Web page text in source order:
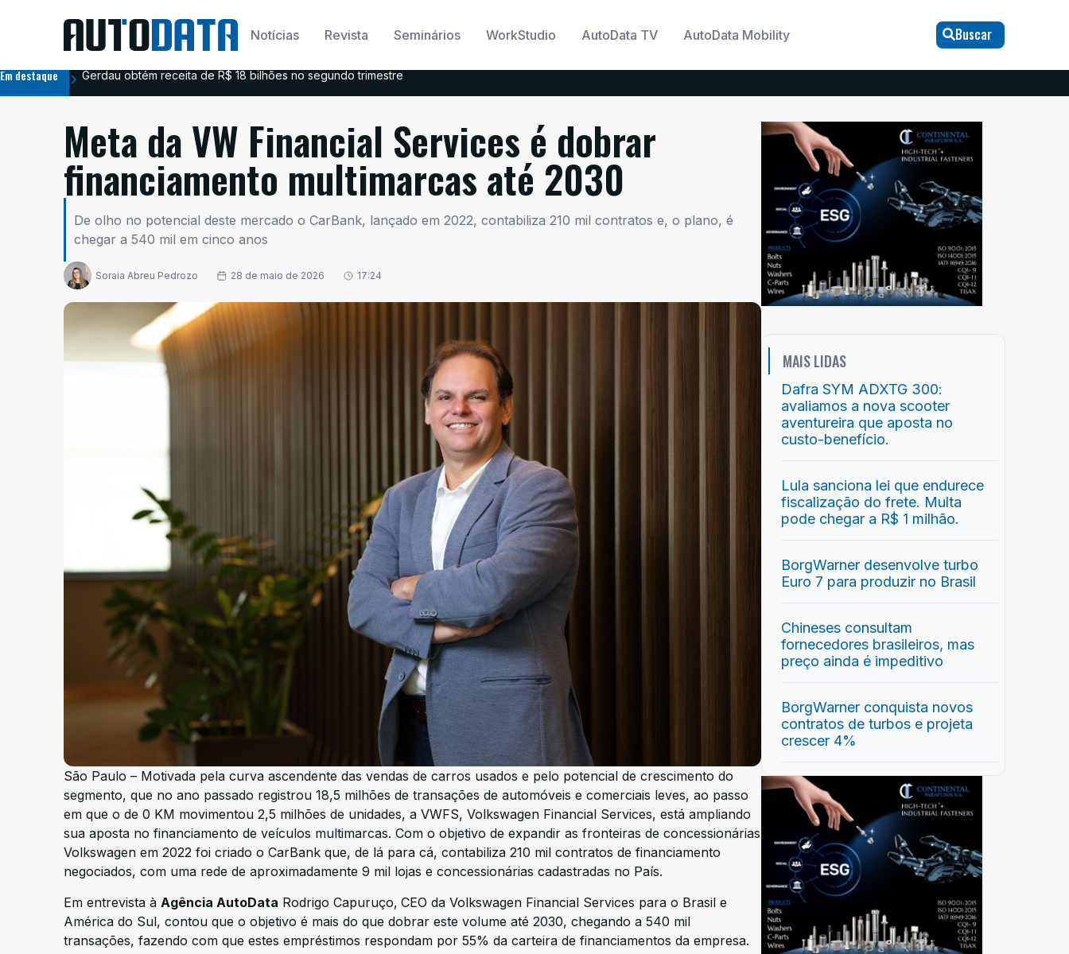
Notícias Revista Seminários WorkStudio AutoData TV AutoData Mobility Buscar
Em destaque Gerdau obtém receita de R$ 18 bilhões no segundo trimestre
Meta da VW Financial Services é dobrar
financiamento multimarcas até 2030
De olho no potencial deste mercado o CarBank, lançado em 2022, contabiliza 210 mil contratos e, o plano, é
chegar a 540 mil em cinco anos
Soraia Abreu Pedrozo 28 de maio de 2026 17:24
São Paulo – Motivada pela curva ascendente das vendas de carros usados e pelo potencial de crescimento do
segmento, que no ano passado registrou 18,5 milhões de transações de automóveis e comerciais leves, ao passo
em que o de 0 KM movimentou 2,5 milhões de unidades, a VWFS, Volkswagen Financial Services, está ampliando
sua aposta no financiamento de veículos multimarcas. Com o objetivo de expandir as fronteiras de concessionárias
Volkswagen em 2022 foi criado o CarBank que, de lá para cá, contabiliza 210 mil contratos de financiamento
negociados, com uma rede de aproximadamente 9 mil lojas e concessionárias cadastradas no País.
Em entrevista à Agência AutoData Rodrigo Capuruço, CEO da Volkswagen Financial Services para o Brasil e
América do Sul, contou que o objetivo é mais do que dobrar este volume até 2030, chegando a 540 mil
transações, fazendo com que estes empréstimos respondam por 55% da carteira de financiamentos da empresa.
MAIS LIDAS
Dafra SYM ADXTG 300:
avaliamos a nova scooter
aventureira que aposta no
custo-benefício.
Lula sanciona lei que endurece
fiscalização do frete. Multa
pode chegar a R$ 1 milhão.
BorgWarner desenvolve turbo
Euro 7 para produzir no Brasil
Chineses consultam
fornecedores brasileiros, mas
preço ainda é impeditivo
BorgWarner conquista novos
contratos de turbos e projeta
crescer 4%